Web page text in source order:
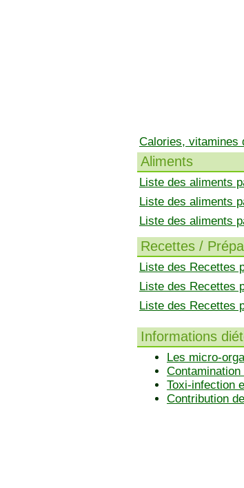
Calories, vitamines
Aliments
Liste des aliments
Liste des aliments
Liste des aliments
Recettes /
Liste des Recettes
Liste des Recettes
Liste des Recettes
Informations
Les micro-
Toxi-infection
Contribution